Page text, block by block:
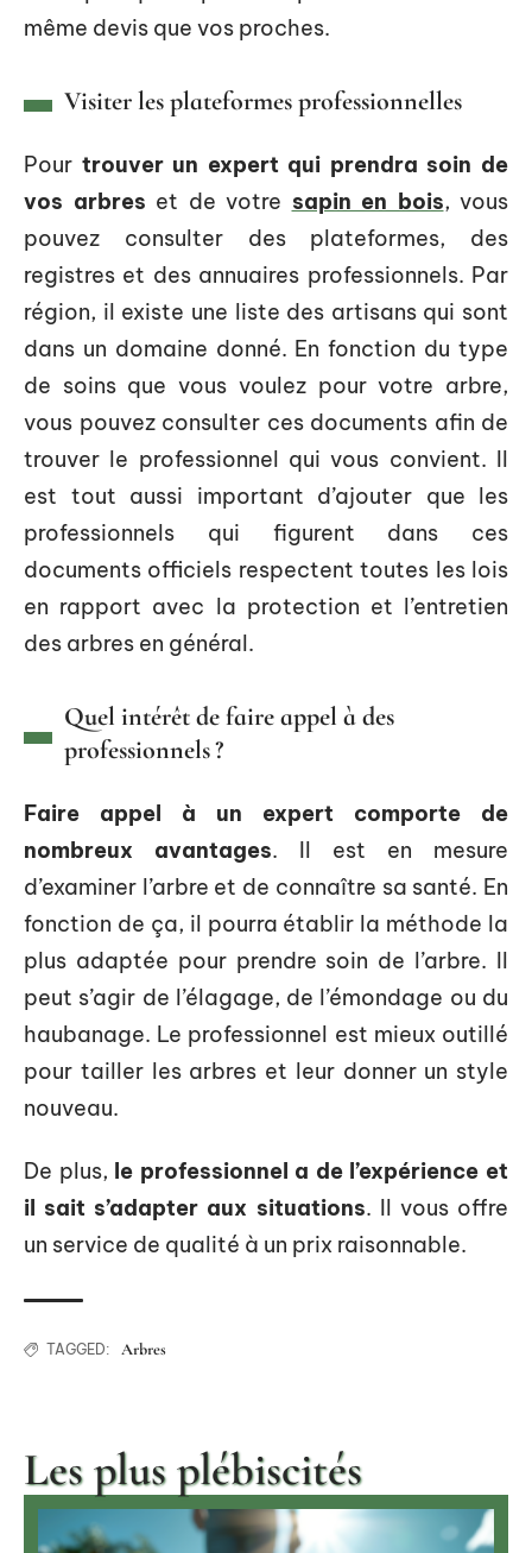
même devis que vos proches.
Visiter les plateformes professionnelles
Pour trouver un expert qui prendra soin de
vos arbres et de votre sapin en bois, vous
pouvez consulter des plateformes, des
registres et des annuaires professionnels. Par
région, il existe une liste des artisans qui sont
dans un domaine donné. En fonction du type
de soins que vous voulez pour votre arbre,
vous pouvez consulter ces documents afin de
trouver le professionnel qui vous convient. Il
est tout aussi important d’ajouter que les
professionnels qui figurent dans ces
documents officiels respectent toutes les lois
en rapport avec la protection et l’entretien
des arbres en général.
Quel intérêt de faire appel à des
professionnels ?
Faire appel à un expert comporte de
nombreux avantages. Il est en mesure
d’examiner l’arbre et de connaître sa santé. En
fonction de ça, il pourra établir la méthode la
plus adaptée pour prendre soin de l’arbre. Il
peut s’agir de l’élagage, de l’émondage ou du
haubanage. Le professionnel est mieux outillé
pour tailler les arbres et leur donner un style
nouveau.
De plus, le professionnel a de l’expérience et
il sait s’adapter aux situations. Il vous offre
un service de qualité à un prix raisonnable.
TAGGED: Arbres
Les plus plébiscités